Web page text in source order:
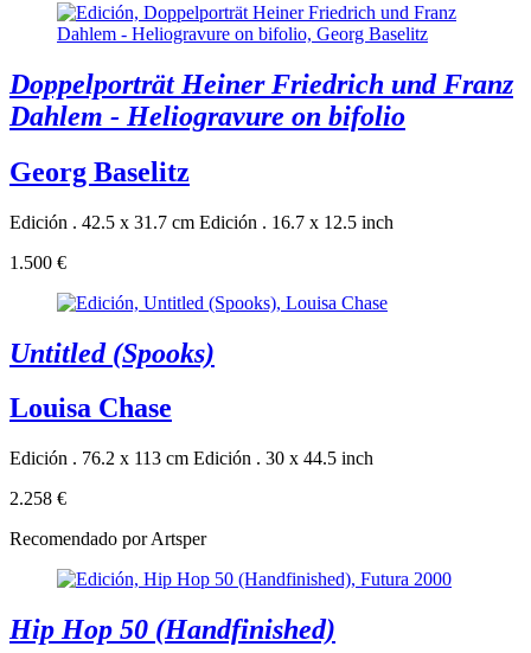
Doppelporträt Heiner Friedrich und Franz
Dahlem - Heliogravure on bifolio
Georg Baselitz
Edición . 42.5 x 31.7 cm Edición . 16.7 x 12.5 inch
1.500 €
Untitled (Spooks)
Louisa Chase
Edición . 76.2 x 113 cm Edición . 30 x 44.5 inch
2.258 €
Recomendado por Artsper
Hip Hop 50 (Handfinished)